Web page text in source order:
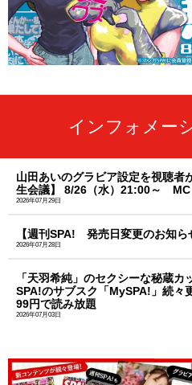
インフォメー
山田あいのグラビア設定を視聴者
生会議】 8/26（水）21:00～ MC
2026年07月29日
【週刊SPA! 発売日変更のお知ら
2026年07月28日
「天羽希純」のセクシーな秘蔵カ
SPA!のサブスク「MySPA!」続々
99円で読み放題
2026年07月03日